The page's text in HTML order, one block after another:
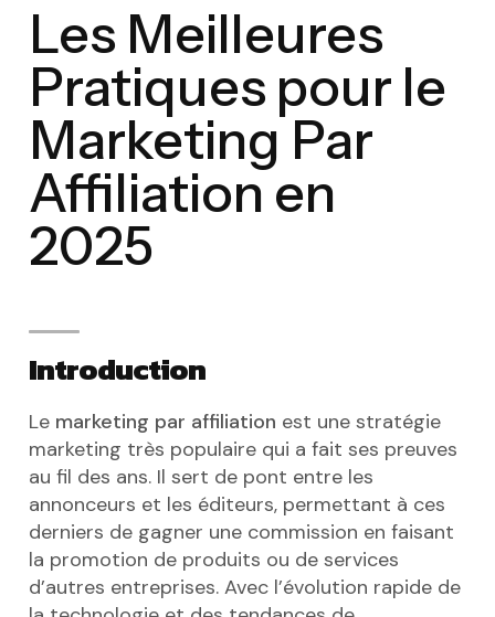
Les Meilleures
Pratiques pour le
Marketing Par
Affiliation en
2025
Introduction
Le marketing par affiliation est une stratégie
marketing très populaire qui a fait ses preuves
au fil des ans. Il sert de pont entre les
annonceurs et les éditeurs, permettant à ces
derniers de gagner une commission en faisant
la promotion de produits ou de services
d’autres entreprises. Avec l’évolution rapide de